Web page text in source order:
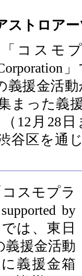
ストロア
コスモ
義援金活
まった義
12月28
谷区を通
スモプラ
by
では、東日
義援金活動
義援金箱